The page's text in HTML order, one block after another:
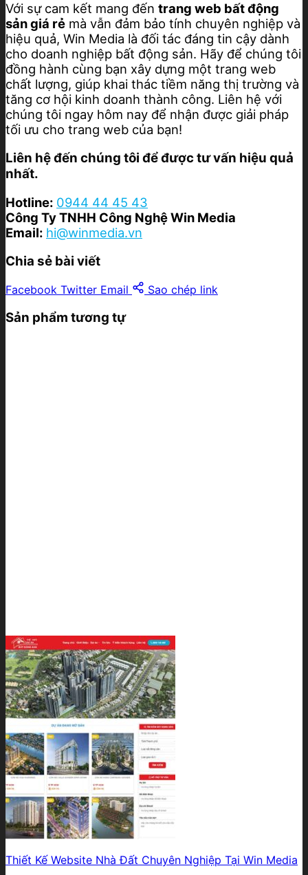
Với sự cam kết mang đến trang web bất động
sản giá rẻ mà vẫn đảm bảo tính chuyên nghiệp và
hiệu quả, Win Media là đối tác đáng tin cậy dành
cho doanh nghiệp bất động sản. Hãy để chúng tôi
đồng hành cùng bạn xây dựng một trang web
chất lượng, giúp khai thác tiềm năng thị trường và
tăng cơ hội kinh doanh thành công. Liên hệ với
chúng tôi ngay hôm nay để nhận được giải pháp
tối ưu cho trang web của bạn!
Liên hệ đến chúng tôi để được tư vấn hiệu quả
nhất.
Hotline: 0944 44 45 43
Công Ty TNHH Công Nghệ Win Media
Email: hi@winmedia.vn
Chia sẻ bài viết
Facebook Twitter Email Sao chép link
Sản phẩm tương tự
Thiết Kế Website Nhà Đất Chuyên Nghiệp Tại Win Media